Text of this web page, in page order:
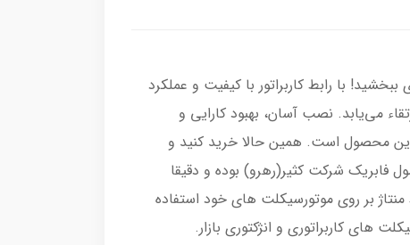
زندگی تازه‌ای ببخشید! با رابط کاربراتور با کیفیت و عملکرد
می‌یابد. نصب آسان، بهبود کارایی و
محصول است. همین حالا خرید کنید و
فابریک شرکت کثیر(رهرو) بوده و دقیقا
بر روی موتورسیکلت های خود استفاده
های کاربراتوری و انژکتوری بازار.